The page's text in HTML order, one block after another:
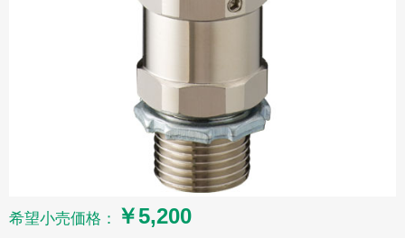
希望小売価格： ￥5,200